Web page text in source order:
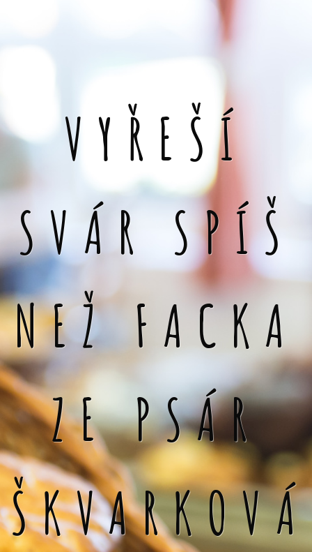
VYŘEŠÍ
SVÁR SPÍŠ
NEŽ FACKA
ZE PSÁR
ŠKVARKOVÁ